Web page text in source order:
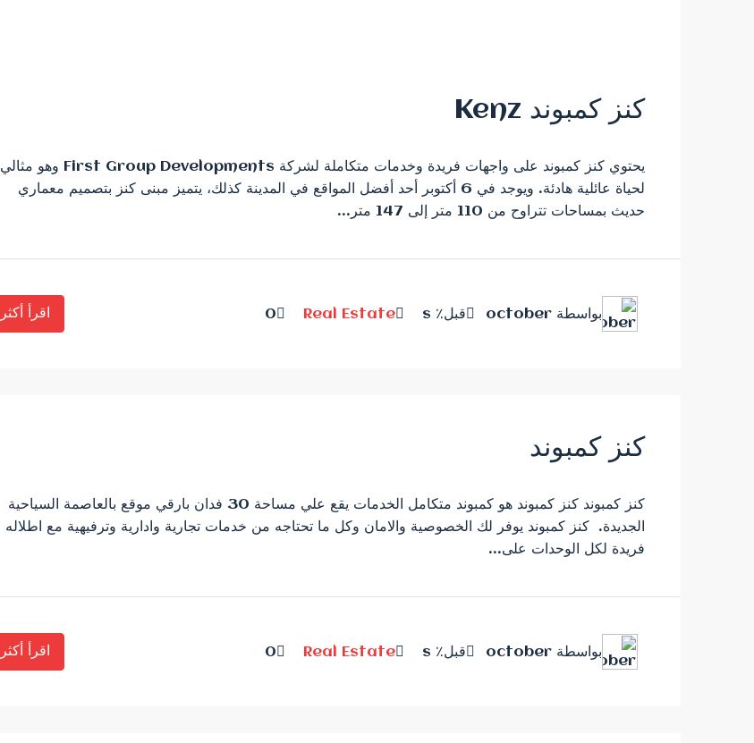
كنز كمبوند Kenz
يحتوي كنز كمبوند على واجهات فريدة وخدمات متكاملة لشركة First Group Developments وهو مثالي
لحياة عائلية هادئة. ويوجد في 6 أكتوبر أحد أفضل المواقع في المدينة كذلك، يتميز مبنى كنز بتصميم معماري
حديث بمساحات تتراوح من 110 متر إلى 147 متر...
بواسطة october قبل٪ s Real Estate
0 اقرأ أكثر
كنز كمبوند
كنز كمبوند كنز كمبوند هو كمبوند متكامل الخدمات يقع علي مساحة 30 فدان بارقي موقع بالعاصمة السياحية
الجديدة. ‍ كنز كمبوند يوفر لك الخصوصية والامان وكل ما تحتاجه من خدمات تجارية وادارية وترفيهية مع اطلاله
فريدة لكل الوحدات على...
بواسطة october قبل٪ s Real Estate
0 اقرأ أكثر